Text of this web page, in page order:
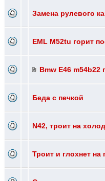
Замена рулевого
EML M52tu горит
Bmw E46
Беда с печкой
N42, троит на
Троит и глохнет